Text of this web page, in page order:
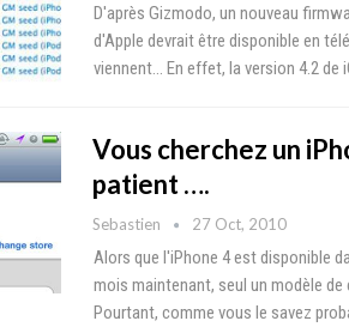
D'après Gizmodo, un nouveau
d'Apple devrait être disponible en
viennent... En effet, la version 4.2 de
Vous cherchez un
patient ….
Sebastien 27 Oct, 2010
Alors que l'iPhone 4 est disponible
mois maintenant, seul un modèle
Pourtant, comme vous le savez